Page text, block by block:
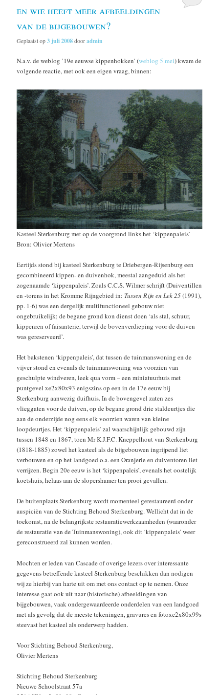
en wie heeft meer afbeeldingen
van de bijgebouwen?
Geplaatst op3 juli 2008dooradmin
N.a.v. de weblog ’19e eeuwse kippenhokken’ (weblog 5 mei) kwam de
volgende reactie, met ook een eigen vraag, binnen:
Kasteel Sterkenburg met op de voorgrond links het ‘kippenpaleis’
Bron: Olivier Mertens
Eertijds stond bij kasteel Sterkenburg te Driebergen-Rijsenburg een
gecombineerd kippen- en duivenhok, meestal aangeduid als het
zogenaamde ‘kippenpaleis’. Zoals C.C.S. Wilmer schrijft (Duiventillen
en -torens in het Kromme Rijngebied in: Tussen Rijn en Lek 25(1991),
pp. 1-6) was een dergelijk multifunctioneel gebouw niet
ongebruikelijk; de begane grond kon dienst doen ‘als stal, schuur,
kippenren of faisanterie, terwijl de bovenverdieping voor de duiven
was gereserveerd’.
Het bakstenen ‘kippenpaleis’, dat tussen de tuinmanswoning en de
vijver stond en evenals de tuinmanswoning was voorzien van
geschulpte windveren, leek qua vorm – een miniatuurhuis met
puntgevel xe2x80x93 enigszins op een in de 17e eeuw bij
Sterkenburg aanwezig duifhuis. In de bovengevel zaten zes
vlieggaten voor de duiven, op de begane grond drie staldeurtjes die
aan de onderzijde nog eens elk voorzien waren van kleine
loopdeurtjes. Het ‘kippenpaleis’ zal waarschijnlijk gebouwd zijn
tussen 1848 en 1867, toen Mr K.J.F.C. Kneppelhout van Sterkenburg
(1818-1885) zowel het kasteel als de bijgebouwen ingrijpend liet
verbouwen en op het landgoed o.a. een Oranjerie en duiventoren liet
verrijzen. Begin 20e eeuw is het ‘kippenpaleis’, evenals het oostelijk
koetshuis, helaas aan de slopershamer ten prooi gevallen.
De buitenplaats Sterkenburg wordt momenteel gerestaureerd onder
auspiciën van de Stichting Behoud Sterkenburg. Wellicht dat in de
toekomst, na de belangrijkste restauratiewerkzaamheden (waaronder
de restauratie van de Tuinmanswoning), ook dit ‘kippenpaleis’ weer
gereconstrueerd zal kunnen worden.
Mochten er leden van Cascade of overige lezers over interessante
gegevens betreffende kasteel Sterkenburg beschikken dan nodigen
wij ze hierbij van harte uit om met ons contact op te nemen. Onze
interesse gaat ook uit naar (historische) afbeeldingen van
bijgebouwen, vaak ondergewaardeerde onderdelen van een landgoed
met als gevolg dat de meeste tekeningen, gravures en fotoxe2x80x99s
steevast het kasteel als onderwerp hadden.
Voor Stichting Behoud Sterkenburg,
Olivier Mertens
Stichting Behoud Sterkenburg
Nieuwe Schoolstraat 57a